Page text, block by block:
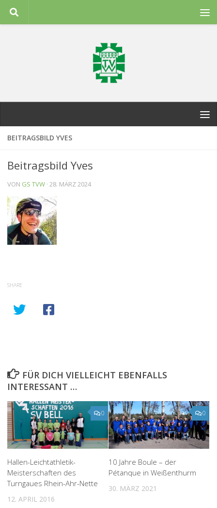
Zum Inhalt springen
BEITRAGSBILD YVES
Beitragsbild Yves
VON GS TVW · 28. MÄRZ 2024
SHARE
FÜR DICH VIELLEICHT EBENFALLS
INTERESSANT …
0
Hallen-Leichtathletik-
Meisterschaften des
Turngaues Rhein-Ahr-Nette
12. APRIL 2016
0
10 Jahre Boule – der
Pétanque in Weißenthurm
30. MÄRZ 2021